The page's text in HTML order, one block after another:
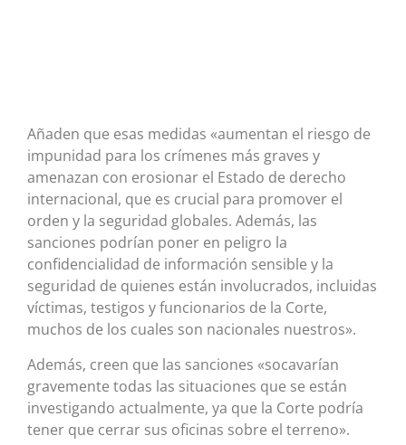
Añaden que esas medidas «aumentan el riesgo de
impunidad para los crímenes más graves y
amenazan con erosionar el Estado de derecho
internacional, que es crucial para promover el
orden y la seguridad globales. Además, las
sanciones podrían poner en peligro la
confidencialidad de información sensible y la
seguridad de quienes están involucrados, incluidas
víctimas, testigos y funcionarios de la Corte,
muchos de los cuales son nacionales nuestros».
Además, creen que las sanciones «socavarían
gravemente todas las situaciones que se están
investigando actualmente, ya que la Corte podría
tener que cerrar sus oficinas sobre el terreno».